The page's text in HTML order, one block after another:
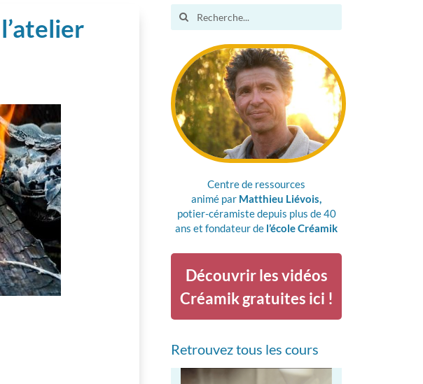
Search
for:
Centre de ressources
animé par Matthieu Liévois,
potier-céramiste depuis plus de 40
ans et fondateur de l’école Créamik
Découvrir les vidéos
Créamik gratuites ici !
Retrouvez tous les cours